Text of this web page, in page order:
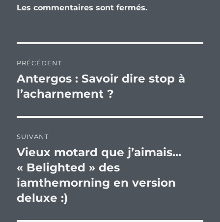
Les commentaires sont fermés.
de
l’article
PRÉCÉDENT
Publication
précédente :
Antergos : Savoir dire stop à
l’acharnement ?
SUIVANT
Publication
suivante :
Vieux motard que j’aimais…
« Belighted » des
iamthemorning en version
deluxe :)